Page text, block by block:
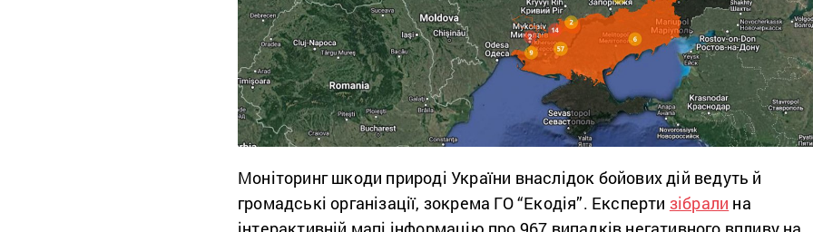
Моніторинг шкоди природі України внаслідок бойових дій ведуть й
громадські організації, зокрема ГО “Екодія”. Експерти зібрали на